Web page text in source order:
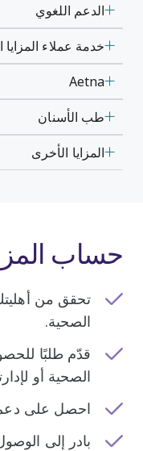
الدعم اللغوي
خدمة عملاء المزايا
Aetna
طب الأسنان
المزايا الأخرى
حساب
تحقق من
الصحية.
قدّم طلبًا
الصحية أو
احصل على دعم
بادر إلى